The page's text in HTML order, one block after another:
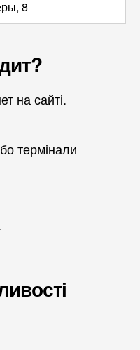
8
на сайті.
термінали